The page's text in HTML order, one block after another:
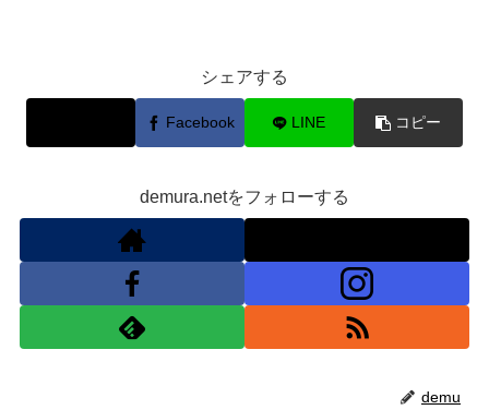
シェアする
Facebook LINE コピー
demura.netをフォローする
demu